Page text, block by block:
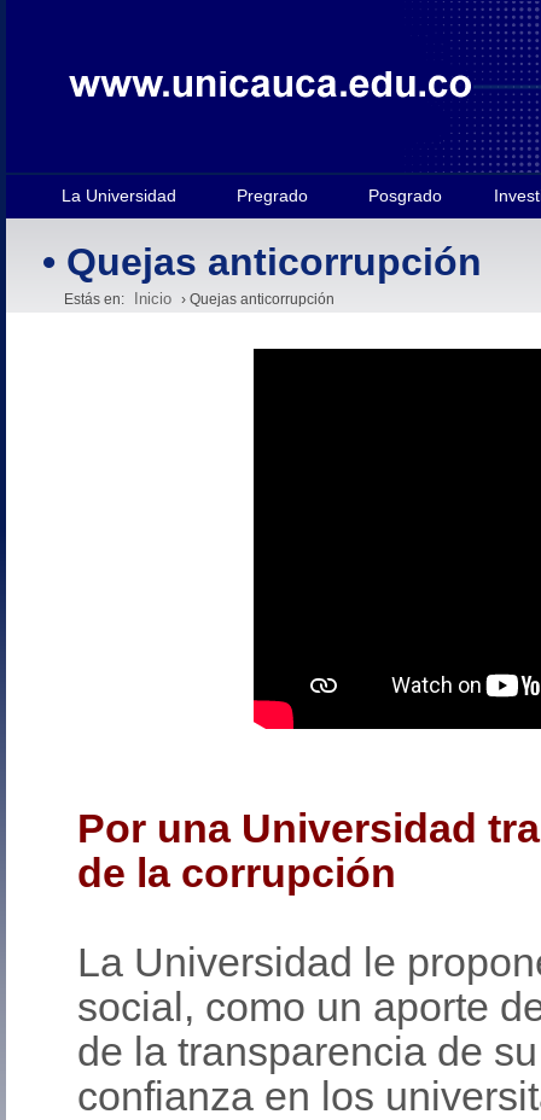
La Universidad Pregrado Posgrado
• Quejas anticorrupción
Estás en: Inicio › Quejas anticorrupción
Por una Universidad
de la corrupción
La Universidad le
social, como un aporte
de la transparencia de
confianza en los